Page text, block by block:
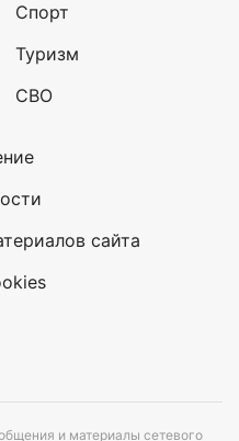
Спорт
Туризм
СВО
сайта
и материалы сетевого